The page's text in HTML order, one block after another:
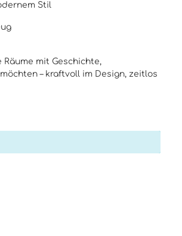
Stil
mit Geschichte,
– kraftvoll im Design, zeitlos